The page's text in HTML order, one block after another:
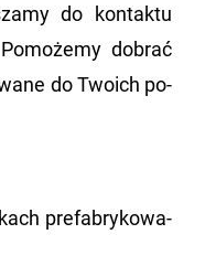
do kon­tak­tu
do­brać
do Two­ich po­
pre­fa­bry­ko­wa­